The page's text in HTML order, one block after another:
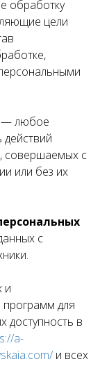
обработку
цели
— любое
действий
совершаемых с
или без их
с
и
для
в
a-
и всех